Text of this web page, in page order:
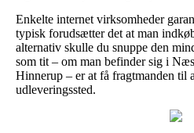
Enkelte internet virksomheder
typisk forudsætter det at man
alternativ skulle du snuppe den
som tit – om man befinder sig i
Hinnerup – er at få fragtmanden til
udleveringssted.